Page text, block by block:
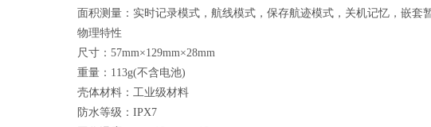
面积测量：实时记录模式，航线模式，保存航迹模式，关机记忆，嵌套
物理特性
尺寸：57mm×129mm×28mm
重量：113g(不含电池)
壳体材料：工业级材料
防水等级：IPX7